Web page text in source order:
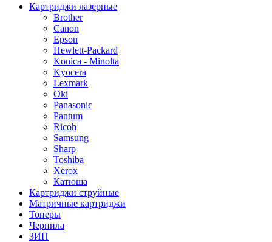
Картриджи лазерные
Brother
Canon
Epson
Hewlett-Packard
Konica - Minolta
Kyocera
Lexmark
Oki
Panasonic
Pantum
Ricoh
Samsung
Sharp
Toshiba
Xerox
Катюша
Картриджи струйные
Матричные картриджи
Тонеры
Чернила
ЗИП